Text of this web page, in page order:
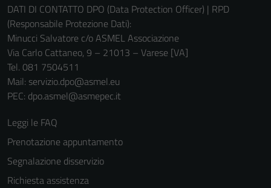
DATI DI CONTATTO DPO (Data Protection Officer) | RPD
(Responsabile Protezione Dati):
Minucci Salvatore c/o ASMEL Associazione
Via Carlo Cattaneo, 9 – 21013 – Varese [VA]
Tel. 081 7504511
Mail: servizio.dpo@asmel.eu
PEC: dpo.asmel@asmepec.it
Leggi le FAQ
Prenotazione appuntamento
Segnalazione disservizio
Richiesta assistenza